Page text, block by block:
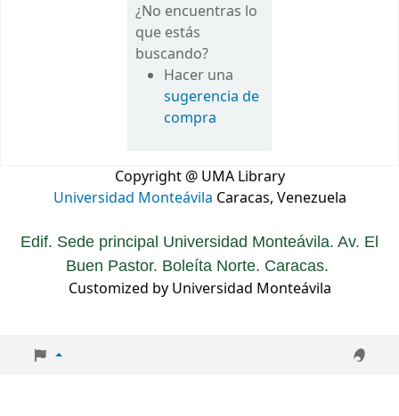
¿No encuentras lo
que estás
buscando?
Hacer una
sugerencia de
compra
Copyright @ UMA Library
Universidad Monteávila Caracas, Venezuela
Edif. Sede principal Universidad Monteávila. Av. El
Buen Pastor. Boleíta Norte. Caracas.
Customized by Universidad Monteávila